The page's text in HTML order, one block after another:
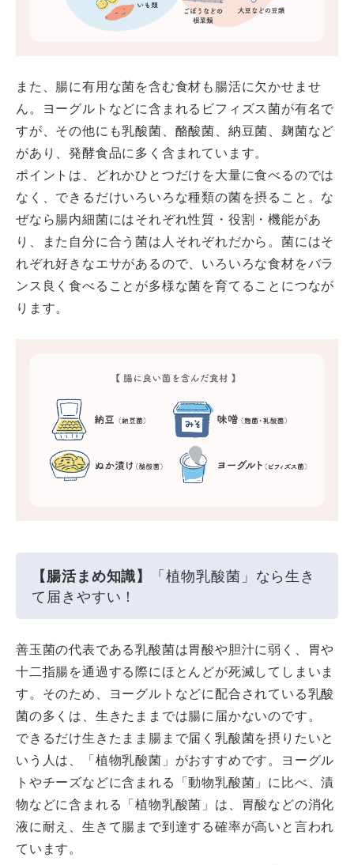
また、腸に有用な菌を含む食材も腸活に欠かせませ
ん。ヨーグルトなどに含まれるビフィズス菌が有名で
すが、その他にも乳酸菌、酪酸菌、納豆菌、麹菌など
があり、発酵食品に多く含まれています。
ポイントは、どれかひとつだけを大量に食べるのでは
なく、できるだけいろいろな種類の菌を摂ること。な
ぜなら腸内細菌にはそれぞれ性質・役割・機能があ
り、また自分に合う菌は人それぞれだから。菌にはそ
れぞれ好きなエサがあるので、いろいろな食材をバラ
ンス良く食べることが多様な菌を育てることにつなが
ります。
【腸活まめ知識】
「植物乳酸菌」なら生き
て届きやすい！
善玉菌の代表である乳酸菌は胃酸や胆汁に弱く、胃や
十二指腸を通過する際にほとんどが死滅してしまいま
す。そのため、ヨーグルトなどに配合されている乳酸
菌の多くは、生きたままでは腸に届かないのです。
できるだけ生きたまま腸まで届く乳酸菌を摂りたいと
いう人は、「植物乳酸菌」がおすすめです。ヨーグル
トやチーズなどに含まれる「動物乳酸菌」に比べ、漬
物などに含まれる「植物乳酸菌」は、胃酸などの消化
液に耐え、生きて腸まで到達する確率が高いと言われ
ています。